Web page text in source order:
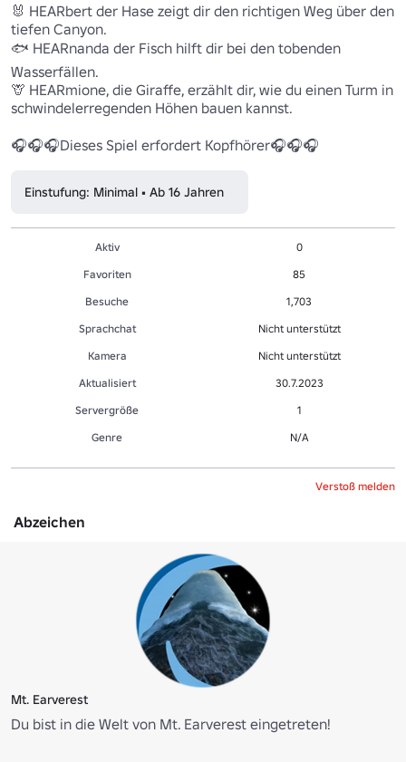
🐰 HEARbert der Hase zeigt dir den richtigen Weg über den
tiefen Canyon.
🐟 HEARnanda der Fisch hilft dir bei den tobenden
Wasserfällen.
🦒 HEARmione, die Giraffe, erzählt dir, wie du einen Turm in
schwindelerregenden Höhen bauen kannst.
🎧🎧🎧Dieses Spiel erfordert Kopfhörer🎧🎧🎧
Einstufung: Minimal • Ab 16 Jahren
Aktiv
0
Favoriten
85
Besuche
1,703
Sprachchat
Nicht unterstützt
Kamera
Nicht unterstützt
Aktualisiert
30.7.2023
Servergröße
1
Genre
N/A
Verstoß melden
Abzeichen
Mt. Earverest
Du bist in die Welt von Mt. Earverest eingetreten!